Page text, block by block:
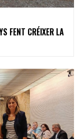
FENT CRÉIXER LA